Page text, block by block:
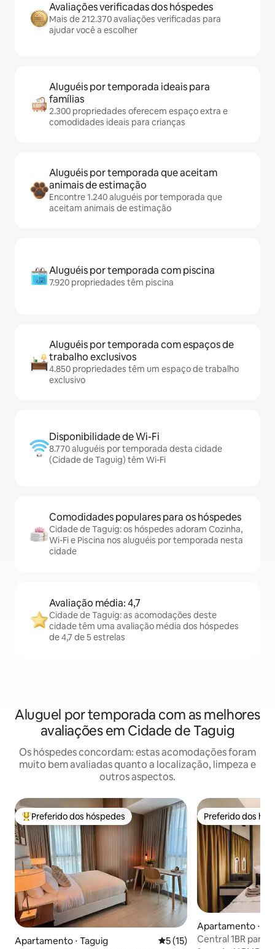
Avaliações verificadas dos hóspedes
Mais de 212.370 avaliações verificadas para
ajudar você a escolher
Aluguéis por temporada ideais para
famílias
2.300 propriedades oferecem espaço extra e
comodidades ideais para crianças
Aluguéis por temporada que aceitam
animais de estimação
Encontre 1.240 aluguéis por temporada que
aceitam animais de estimação
Aluguéis por temporada com piscina
7.920 propriedades têm piscina
Aluguéis por temporada com espaços de
trabalho exclusivos
4.850 propriedades têm um espaço de trabalho
exclusivo
Disponibilidade de Wi-Fi
8.770 aluguéis por temporada desta cidade
(Cidade de Taguig) têm Wi-Fi
Comodidades populares para os hóspedes
Cidade de Taguig: os hóspedes adoram Cozinha,
Wi-Fi e Piscina nos aluguéis por temporada nesta
cidade
Avaliação média: 4,7
Cidade de Taguig: as acomodações deste
cidade têm uma avaliação média dos hóspedes
de 4,7 de 5 estrelas
Aluguel por temporada com as melhores
avaliações em Cidade de Taguig
Os hóspedes concordam: estas acomodações foram
muito bem avaliadas quanto a localização, limpeza e
outros aspectos.
Entre os melhores preferidos dos hóspedes
Preferido dos hóspedes
Apartamento ⋅ Taguig 5 de uma avaliação média
5 (15)
Preferido dos
Preferido dos
Apartamento ⋅
Central 1BR para